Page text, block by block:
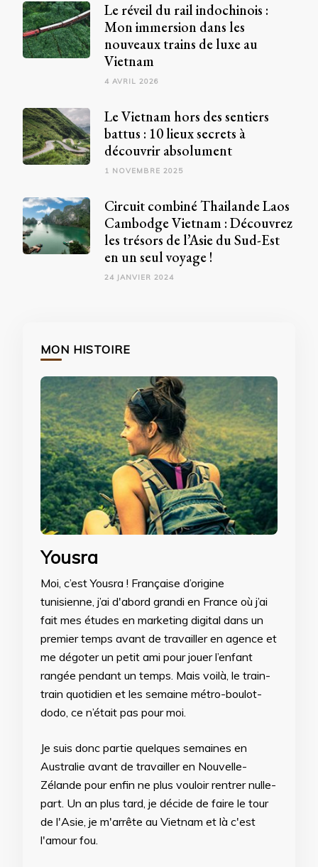
Le réveil du rail indochinois :
Mon immersion dans les
nouveaux trains de luxe au
Vietnam
4 AVRIL 2026
Le Vietnam hors des sentiers
battus : 10 lieux secrets à
découvrir absolument
1 NOVEMBRE 2025
Circuit combiné Thailande Laos
Cambodge Vietnam : Découvrez
les trésors de l’Asie du Sud-Est
en un seul voyage !
24 JANVIER 2024
MON HISTOIRE
Yousra
Moi, c’est Yousra ! Française d’origine
tunisienne, j’ai d'abord grandi en France où j’ai
fait mes études en marketing digital dans un
premier temps avant de travailler en agence et
me dégoter un petit ami pour jouer l’enfant
rangée pendant un temps. Mais voilà, le train-
train quotidien et les semaine métro-boulot-
dodo, ce n’était pas pour moi.
Je suis donc partie quelques semaines en
Australie avant de travailler en Nouvelle-
Zélande pour enfin ne plus vouloir rentrer nulle-
part. Un an plus tard, je décide de faire le tour
de l'Asie, je m'arrête au Vietnam et là c'est
l'amour fou.